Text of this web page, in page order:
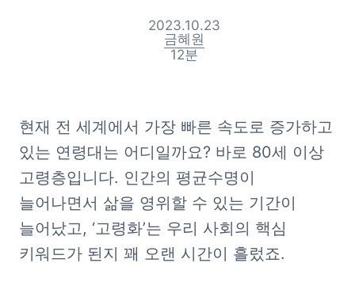
2023.10.23
금혜원
12분
현재 전 세계에서 가장 빠른 속도로 증가하고
있는 연령대는 어디일까요? 바로 80세 이상
고령층입니다. 인간의 평균수명이
늘어나면서 삶을 영위할 수 있는 기간이
늘어났고, ‘고령화’는 우리 사회의 핵심
키워드가 된지 꽤 오랜 시간이 흘렀죠.